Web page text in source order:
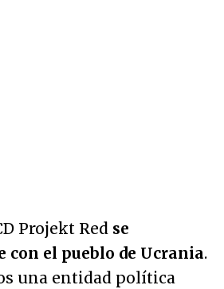
Projekt Red se
el pueblo de Ucrania.
una entidad política